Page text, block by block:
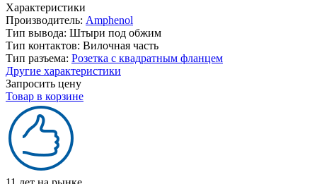
Характеристики
Производитель: Amphenol
Тип вывода: Штыри под обжим
Тип контактов: Вилочная часть
Тип разъема: Розетка с квадратным фланцем
Другие характеристики
Запросить цену
Товар в корзине